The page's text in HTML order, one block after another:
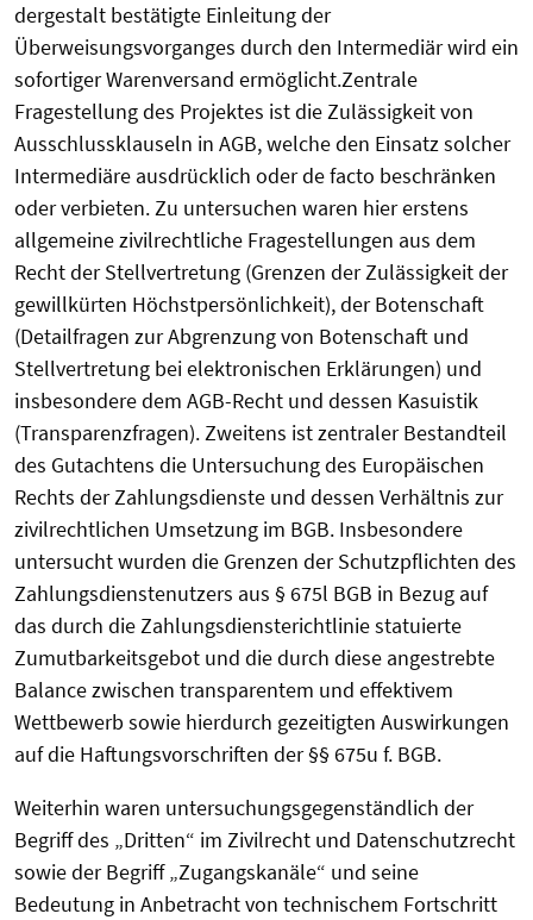
dergestalt bestätigte Einleitung der
Überweisungsvorganges durch den Intermediär wird ein
sofortiger Warenversand ermöglicht.Zentrale
Fragestellung des Projektes ist die Zulässigkeit von
Ausschlussklauseln in AGB, welche den Einsatz solcher
Intermediäre ausdrücklich oder de facto beschränken
oder verbieten. Zu untersuchen waren hier erstens
allgemeine zivilrechtliche Fragestellungen aus dem
Recht der Stellvertretung (Grenzen der Zulässigkeit der
gewillkürten Höchstpersönlichkeit), der Botenschaft
(Detailfragen zur Abgrenzung von Botenschaft und
Stellvertretung bei elektronischen Erklärungen) und
insbesondere dem AGB-Recht und dessen Kasuistik
(Transparenzfragen). Zweitens ist zentraler Bestandteil
des Gutachtens die Untersuchung des Europäischen
Rechts der Zahlungsdienste und dessen Verhältnis zur
zivilrechtlichen Umsetzung im BGB. Insbesondere
untersucht wurden die Grenzen der Schutzpflichten des
Zahlungsdienstenutzers aus § 675l BGB in Bezug auf
das durch die Zahlungsdiensterichtlinie statuierte
Zumutbarkeitsgebot und die durch diese angestrebte
Balance zwischen transparentem und effektivem
Wettbewerb sowie hierdurch gezeitigten Auswirkungen
auf die Haftungsvorschriften der §§ 675u f. BGB.
Weiterhin waren untersuchungsgegenständlich der
Begriff des „Dritten“ im Zivilrecht und Datenschutzrecht
sowie der Begriff „Zugangskanäle“ und seine
Bedeutung in Anbetracht von technischem Fortschritt